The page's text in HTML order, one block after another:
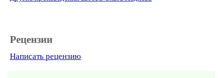
Рецензии
Написать рецензию